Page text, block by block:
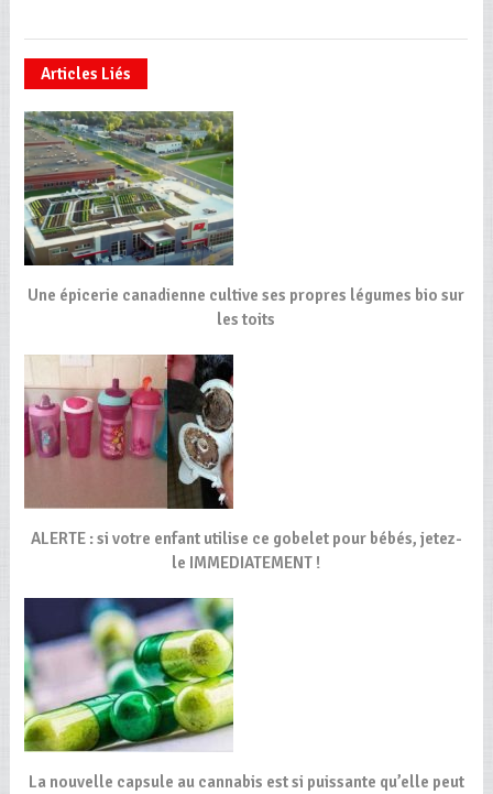
Articles Liés
Une épicerie canadienne cultive ses propres légumes bio sur
les toits
ALERTE : si votre enfant utilise ce gobelet pour bébés, jetez-
le IMMEDIATEMENT !
La nouvelle capsule au cannabis est si puissante qu’elle peut